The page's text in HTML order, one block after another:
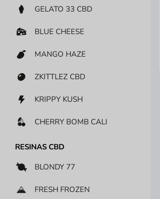
GELATO 33 CBD
BLUE CHEESE
MANGO HAZE
ZKITTLEZ CBD
KRIPPY KUSH
CHERRY BOMB CALI
RESINAS CBD
BLONDY 77
FRESH FROZEN